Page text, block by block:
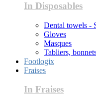
In Disposables
Dental towels -
Gloves
Masques
Tabliers,
Footlogix
Fraises
In Fraises